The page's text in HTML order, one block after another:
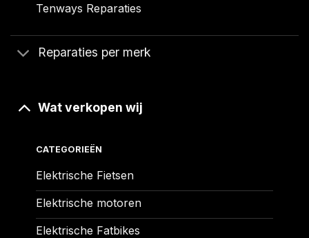
Tenways Reparaties
Reparaties per merk
Wat verkopen wij
CATEGORIEËN
Elektrische Fietsen
Elektrische motoren
Elektrische Fatbikes